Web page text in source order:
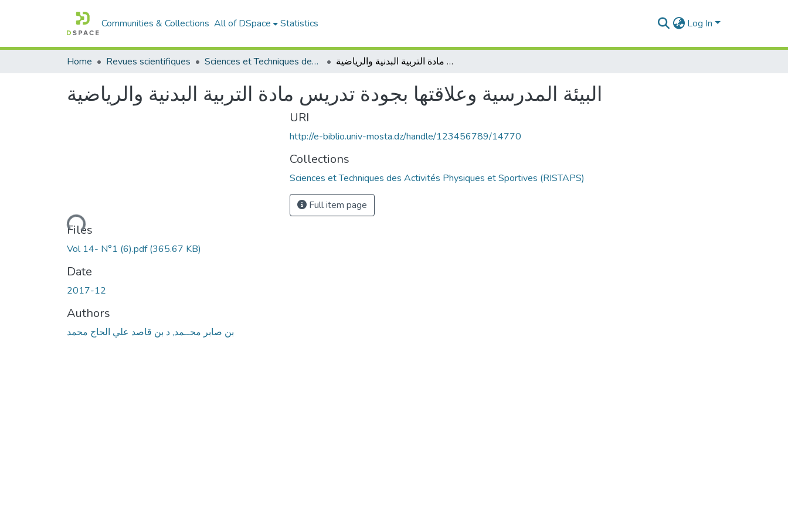
Communities & Collections All of DSpace Statistics Log In
Home Revues scientifiques Sciences et Techniques des Activités Physiques et Sportives (RISTAPS) البيئة المدرسية وعلاقتها بجودة تدريس مادة التربية البدنية والرياضية
البيئة المدرسية وعلاقتها بجودة تدريس مادة التربية البدنية والرياضية
Loading...
Files
Vol 14- N°1 (6).pdf(365.67 KB)
Date
2017-12
Authors
بن صابر محــمد, د بن قاصد علي الحاج محمد
URI
http://e-biblio.univ-mosta.dz/handle/123456789/14770
Collections
Sciences et Techniques des Activités Physiques et Sportives (RISTAPS)
Full item page